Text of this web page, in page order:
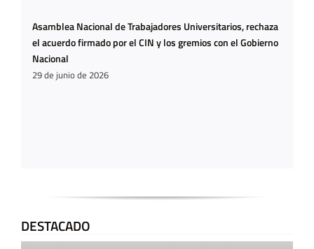
Asamblea Nacional de Trabajadores Universitarios, rechaza
el acuerdo firmado por el CIN y los gremios con el Gobierno
Nacional
29 de junio de 2026
DESTACADO